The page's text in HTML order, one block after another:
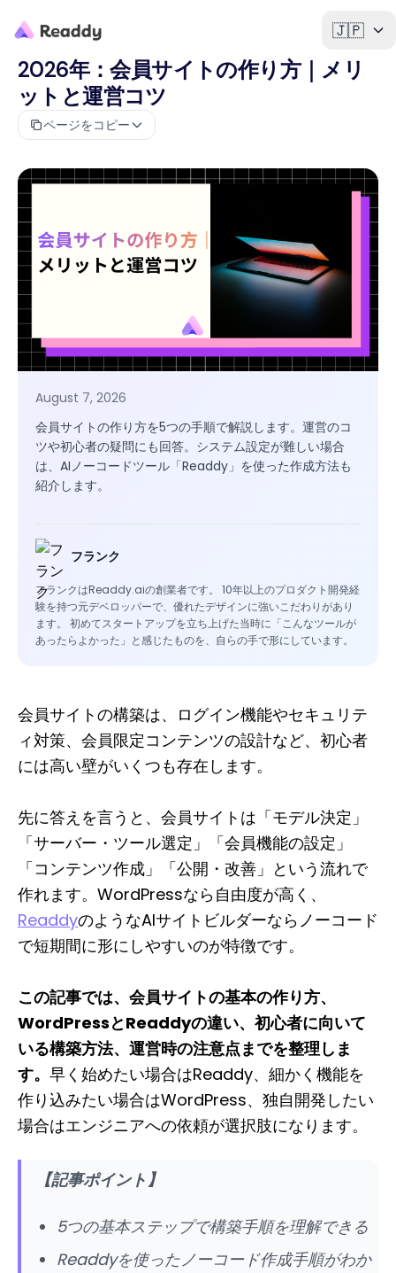
🇯🇵
2026年：会員サイトの作り方｜メリ
ットと運営コツ
ページをコピー
August 7, 2026
会員サイトの作り方を5つの手順で解説します。運営のコ
ツや初心者の疑問にも回答。システム設定が難しい場合
は、AIノーコードツール「Readdy」を使った作成方法も
紹介します。
フランク
フランクはReaddy.aiの創業者です。 10年以上のプロダクト開発経
験を持つ元デベロッパーで、優れたデザインに強いこだわりがあり
ます。 初めてスタートアップを立ち上げた当時に「こんなツールが
あったらよかった」と感じたものを、自らの手で形にしています。
会員サイトの構築は、ログイン機能やセキュリテ
ィ対策、会員限定コンテンツの設計など、初心者
には高い壁がいくつも存在します。
先に答えを言うと、会員サイトは「モデル決定」
「サーバー・ツール選定」「会員機能の設定」
「コンテンツ作成」「公開・改善」という流れで
作れます。WordPressなら自由度が高く、
ReaddyのようなAIサイトビルダーならノーコード
で短期間に形にしやすいのが特徴です。
この記事では、会員サイトの基本の作り方、
WordPressとReaddyの違い、初心者に向いて
いる構築方法、運営時の注意点までを整理しま
す。 早く始めたい場合はReaddy、細かく機能を
作り込みたい場合はWordPress、独自開発したい
場合はエンジニアへの依頼が選択肢になります。
【記事ポイント】
5つの基本ステップで構築手順を理解できる
Readdyを使ったノーコード作成手順がわか